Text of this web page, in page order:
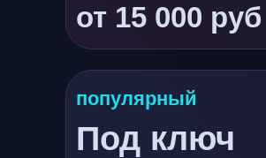
от 15 000 руб
Под ключ
популярный